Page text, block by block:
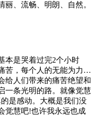
、流畅、明朗、自然。
本是哭着过完2个小时
苦，每个人的无能为力…
给人们带来的痛苦绝望和
一条光明的路。就像觉慧
是感动。大概是我们没
觉慧吧!也许我永远也成